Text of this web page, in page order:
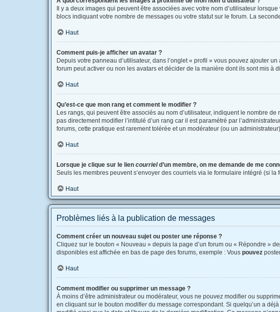
Il y a deux images qui peuvent être associées avec votre nom d’utilisateur
blocs indiquant votre nombre de messages ou votre statut sur le forum. La
Haut
Comment puis-je afficher un avatar ?
Depuis votre panneau d’utilisateur, dans l’onglet « profil » vous pouvez ajouter
forum peut activer ou non les avatars et décider de la manière dont ils sont mis à
Haut
Qu’est-ce que mon rang et comment le modifier ?
Les rangs, qui peuvent être associés au nom d’utilisateur, indiquent le nombre
pas directement modifier l’intitulé d’un rang car il est paramétré par
forums, cette pratique est rarement tolérée et un modérateur (ou un
Haut
Lorsque je clique sur le lien courrield’un membre, on me demande de me
Seuls les membres peuvent s’envoyer des courriels via le formulaire intégré (si
Haut
Problèmes liés à la publication de messages
Comment créer un nouveau sujet ou poster une réponse ?
Cliquez sur le bouton « Nouveau » depuis la page d’un forum ou « Répondre »
disponibles est affichée en bas de page des forums, exemple : Vous pouvez
Haut
Comment modifier ou supprimer un message ?
À moins d’être administrateur ou modérateur, vous ne pouvez modifier ou
en cliquant sur le bouton modifierdu message correspondant. Si quelqu’un a